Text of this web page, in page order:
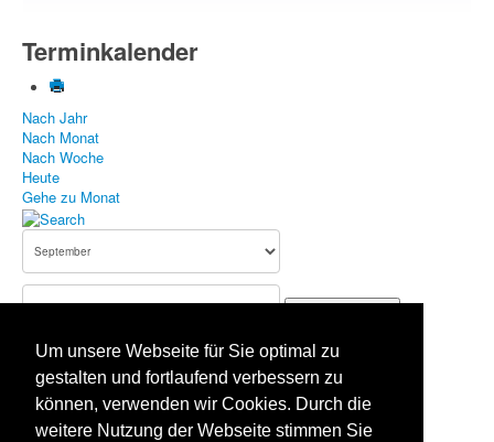
Um unsere Webseite für Sie optimal zu
gestalten und fortlaufend verbessern zu
können, verwenden wir Cookies. Durch die
weitere Nutzung der Webseite stimmen Sie
Wir über uns
Jugendarbeit
Kontakte
Bildergallerie
Aufnahmeantrag
Terminkalender
Datenschutz
Haftungsausschluss
Terminkalender
Nach Jahr
Nach Monat
Nach Woche
Heute
Gehe zu Monat
Vorheriger Tag
Montag, 23. September 2024
Folgetag
Es wurden keine Events gefunden